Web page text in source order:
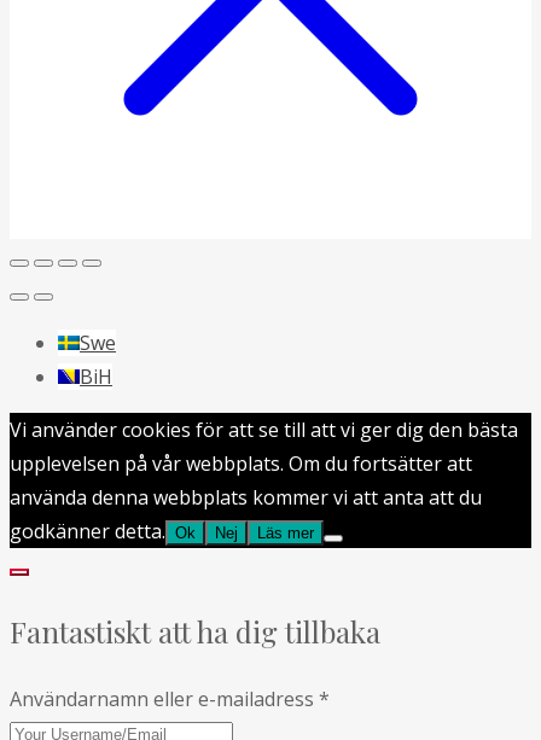
Swe
BiH
Vi använder cookies för att se till att vi ger dig den bästa
upplevelsen på vår webbplats. Om du fortsätter att
använda denna webbplats kommer vi att anta att du
godkänner detta. Ok Nej Läs mer
Fantastiskt att ha dig tillbaka
Användarnamn eller e-mailadress *